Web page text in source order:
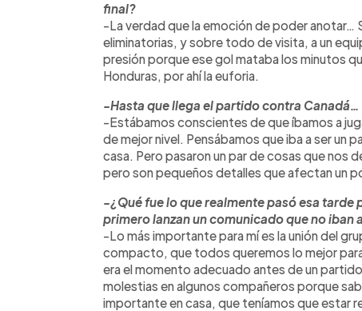
final?
-La verdad que la emoción de poder anotar…
eliminatorias, y sobre todo de visita, a un
presión porque ese gol mataba los minutos
Honduras, por ahí la euforia.
-Hasta que llega el partido contra Canadá…
-Estábamos conscientes de que íbamos a
de mejor nivel. Pensábamos que iba a ser un
casa. Pero pasaron un par de cosas que nos
pero son pequeños detalles que afectan un
-¿Qué fue lo que realmente pasó esa
primero lanzan un comunicado que no iban
-Lo más importante para mí es la unión del
compacto, que todos queremos lo mejor
era el momento adecuado antes de un
molestias en algunos compañeros porque
importante en casa, que teníamos que estar